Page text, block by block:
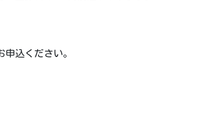
込ください。